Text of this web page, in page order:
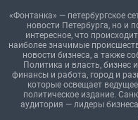
«Фонтанка» — петербургское
новости Петербурга, но и
интересное, что
наиболее значимые
новости бизнеса, а также
Политика и власть, бизнес
финансы и работа, город и
которые освещает
политическое издание.
аудитория — лидеры